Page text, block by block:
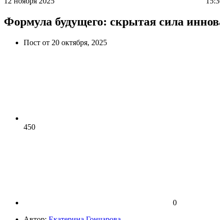
Формула будущего: скрытая сила
Пост от 20 октября, 2025
450
0